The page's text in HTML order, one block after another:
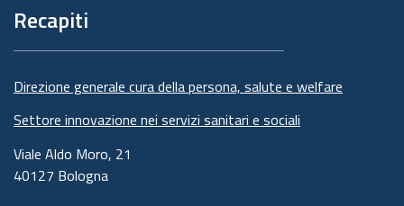
pagina
Recapiti
Direzione generale cura della persona, salute e welfare
Settore innovazione nei servizi sanitari e sociali
Viale Aldo Moro, 21
40127 Bologna